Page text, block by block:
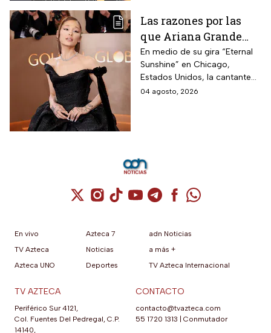
Las razones por las
que Ariana Grande
hará una pausa en su
carrera
En medio de su gira “Eternal
Sunshine” en Chicago,
Estados Unidos, la cantante
informó a sus fanáticos que
04 agosto, 2026
Cuenta de X / Twitter (se abre en una
Cuenta de Instagram (se abre en una
Cuenta de TikTok (se abre en
Cuenta de YouTube (se abre
Cuenta de Telegram (se
Cuenta de
Cuenta de
En vivo
TV Azteca
Azteca UNO
Azteca 7
Noticias
Deportes
adn Noticias
a más +
TV Azteca Internacional
TV AZTECA
Periférico Sur 4121,
Col. Fuentes Del Pedregal, C.P.
14140,
CONTACTO
contacto@tvazteca.com
55 1720 1313
Conmutador